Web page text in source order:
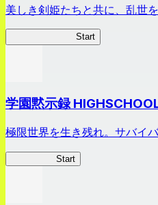
美しき剣姫たちと共に、乱世
Start
学園黙示録
極限世界を生き残れ。サバイ
Start